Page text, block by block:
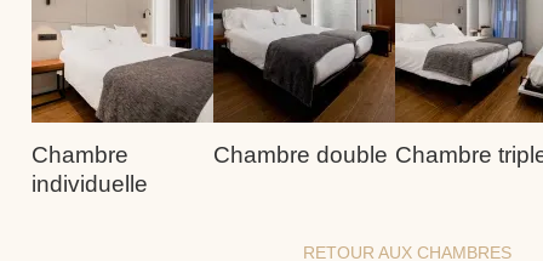
Chambre
individuelle
Chambre double Chambre
RETOUR AUX CHAMBRES